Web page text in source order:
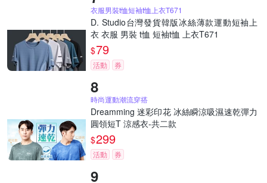
衣服男裝t恤短袖t恤上衣T671
D. Studio台灣發貨韓版冰絲薄款運動短袖上
衣 衣服 男裝 t恤 短袖t恤 上衣T671
$79
活動 券
時尚運動潮流穿搭
Dreamming 迷彩印花 冰絲瞬涼吸濕速乾彈力
圓領短T 涼感衣-共二款
$299
活動 券